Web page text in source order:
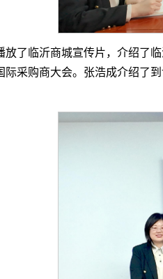
放了临沂商城宣传片，介绍了
际采购商大会。张浩成介绍了